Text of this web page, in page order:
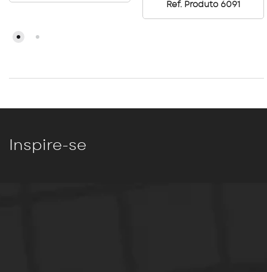
Ref. Produto 6091
Inspire-se